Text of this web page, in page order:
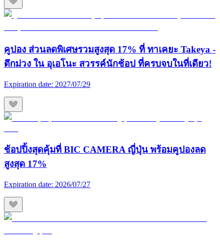
คูปอง ส่วนลดพิเศษรวมสูงสุด 17% ที่ ทาเคยะ Takeya -
ตึกม่วง ใน อุเอโนะ สวรรค์นักช้อป ที่ครบจบในที่เดียว!
Expiration date: 2027/07/29
ช้อปปิ้งสุดคุ้มที่ BIC CAMERA ญี่ปุ่น พร้อมคูปองลด
สูงสุด 17%
Expiration date: 2026/07/27